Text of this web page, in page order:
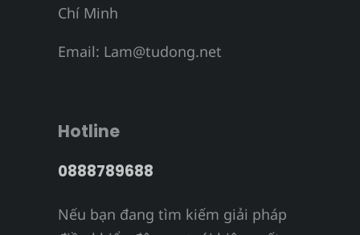
Chí Minh
Email: Lam@tudong.net
Hotline
0888789688
Nếu bạn đang tìm kiếm giải pháp